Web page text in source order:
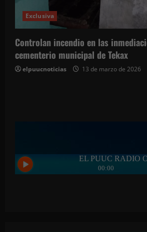
Exclusiva
Controlan incendio en las
cementerio municipal de Tekax
elpuucnoticias 13 de marzo de 2026